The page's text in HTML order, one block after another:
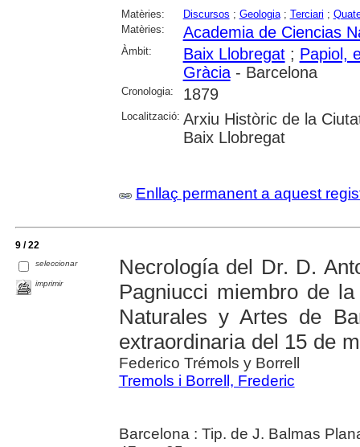
Matèries: Discursos ; Geologia; Terciari ;
Matèries:
Academia de Ciencias
Àmbit: Baix Llobregat; Papiol,
Gràcia- Barcelona
Cronologia: 1879
Localització: Arxiu Històric de la
Baix Llobregat
Enllaç permanent a aquest
9 / 22
seleccionar
imprimir
Necrología del Dr. D.
Pagniucci miembro de
Naturales y Artes de
extraordinaria del 15 de
Federico Trémols y Borrell
Tremols i Borrell, Frederic
Barcelona : Tip. de J. Balmas